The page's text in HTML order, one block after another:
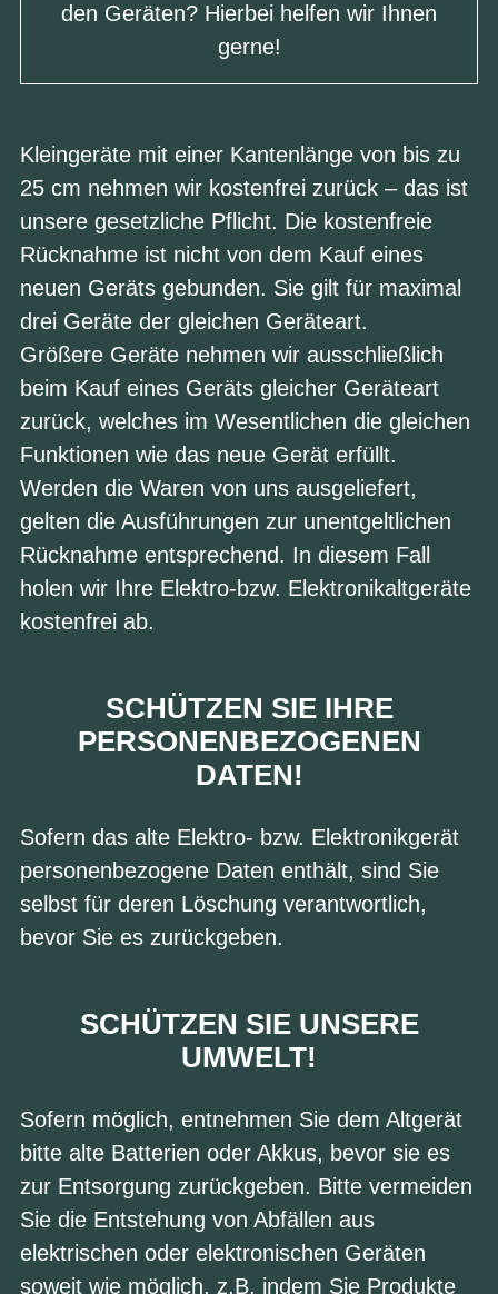
den Geräten? Hierbei helfen wir Ihnen
gerne!
Kleingeräte mit einer Kantenlänge von bis zu
25 cm nehmen wir kostenfrei zurück – das ist
unsere gesetzliche Pflicht. Die kostenfreie
Rücknahme ist nicht von dem Kauf eines
neuen Geräts gebunden. Sie gilt für maximal
drei Geräte der gleichen Geräteart.
Größere Geräte nehmen wir ausschließlich
beim Kauf eines Geräts gleicher Geräteart
zurück, welches im Wesentlichen die gleichen
Funktionen wie das neue Gerät erfüllt.
Werden die Waren von uns ausgeliefert,
gelten die Ausführungen zur unentgeltlichen
Rücknahme entsprechend. In diesem Fall
holen wir Ihre Elektro-bzw. Elektronikaltgeräte
kostenfrei ab.
SCHÜTZEN SIE IHRE
PERSONENBEZOGENEN
DATEN!
Sofern das alte Elektro- bzw. Elektronikgerät
personenbezogene Daten enthält, sind Sie
selbst für deren Löschung verantwortlich,
bevor Sie es zurückgeben.
SCHÜTZEN SIE UNSERE
UMWELT!
Sofern möglich, entnehmen Sie dem Altgerät
bitte alte Batterien oder Akkus, bevor sie es
zur Entsorgung zurückgeben. Bitte vermeiden
Sie die Entstehung von Abfällen aus
elektrischen oder elektronischen Geräten
soweit wie möglich, z.B. indem Sie Produkte